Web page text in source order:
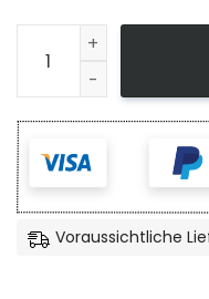
Pferd Im Winter -
Voraussichtliche